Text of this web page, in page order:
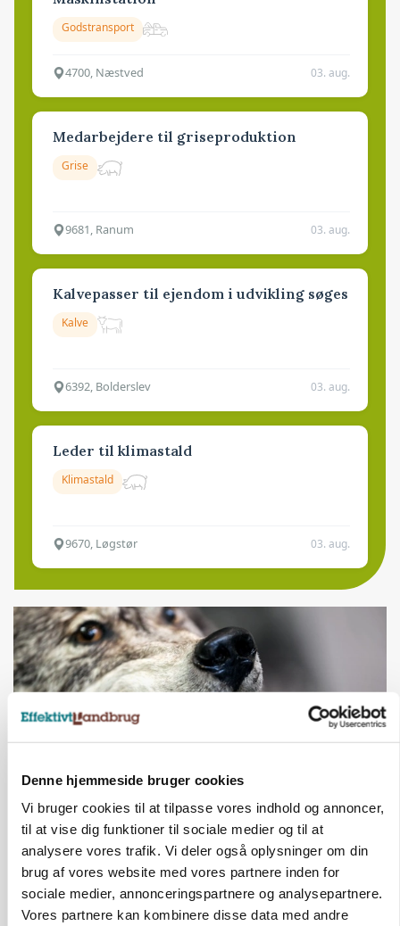
Denne hjemmeside bruger cookies
Vi bruger cookies til at tilpasse vores indhold og annoncer,
til at vise dig funktioner til sociale medier og til at
analysere vores trafik. Vi deler også oplysninger om din
brug af vores website med vores partnere inden for
sociale medier, annonceringspartnere og analysepartnere.
Vores partnere kan kombinere disse data med andre
Godstransport
4700, Næstved 03. aug.
Medarbejdere til griseproduktion
Grise
9681, Ranum 03. aug.
Kalvepasser til ejendom i udvikling søges
Kalve
6392, Bolderslev 03. aug.
Leder til klimastald
Klimastald
9670, Løgstør 03. aug.
ULVE
Landmand vågnede ved lyden af skrigende kvier:
Ulven stod på foderbordet